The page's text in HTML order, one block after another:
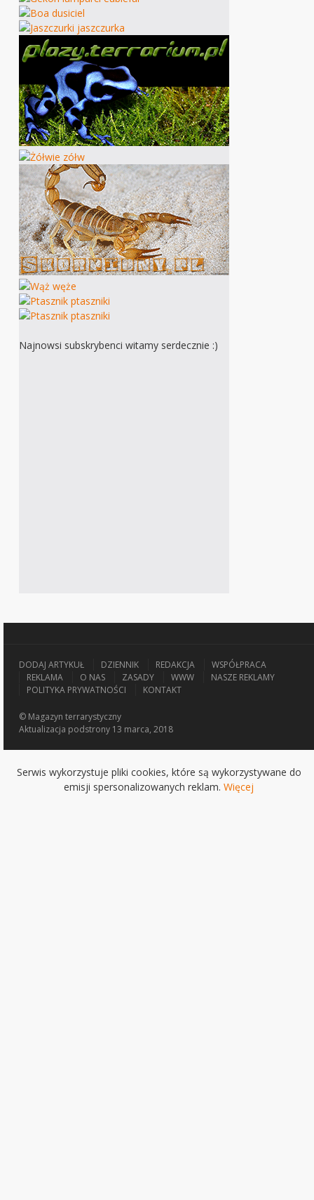
Najnowsi subskrybenci witamy serdecznie :)
DODAJ ARTYKUŁ DZIENNIK REDAKCJA
WSPÓŁPRACA
REKLAMA
O NAS ZASADY WWW
NASZE REKLAMY
POLITYKA PRYWATNOŚCI
KONTAKT
© Magazyn terrarystyczny
Aktualizacja podstrony 13 marca, 2018
Serwis wykorzystuje pliki cookies, które są wykorzystywane do
emisji spersonalizowanych reklam. Więcej